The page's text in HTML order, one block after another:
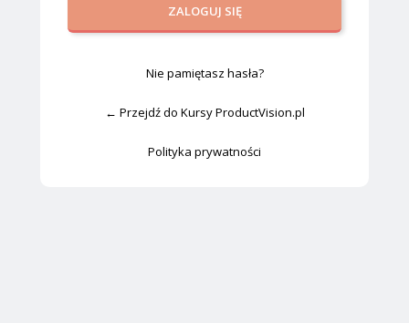
Nie pamiętasz hasła?
← Przejdź do Kursy ProductVision.pl
Polityka prywatności